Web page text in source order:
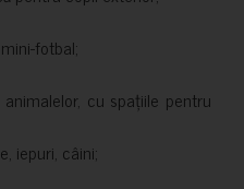
fotbal;
cu spațiile pentru
iepuri, câini;